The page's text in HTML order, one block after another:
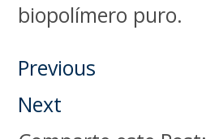
biopolímero puro.
Previous
Next